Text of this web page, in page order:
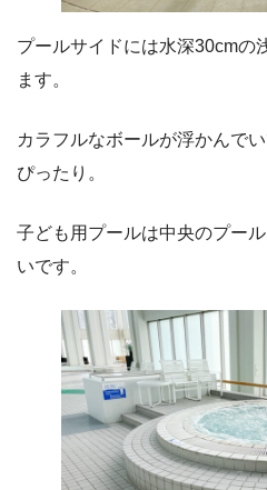
プールサイドには水深30cmの
ます。
カラフルなボールが浮かんで
ぴったり。
子ども用プールは中央のプー
いです。